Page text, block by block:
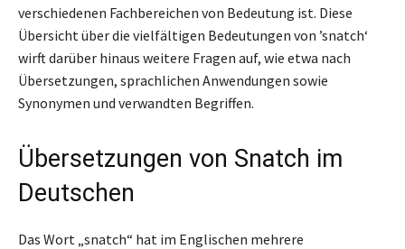
verschiedenen Fachbereichen von Bedeutung ist. Diese
Übersicht über die vielfältigen Bedeutungen von ’snatch‘
wirft darüber hinaus weitere Fragen auf, wie etwa nach
Übersetzungen, sprachlichen Anwendungen sowie
Synonymen und verwandten Begriffen.
Übersetzungen von Snatch im
Deutschen
Das Wort „snatch“ hat im Englischen mehrere